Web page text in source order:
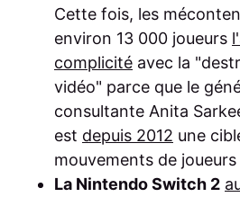
Cette fois, les
environ 13 000 joueurs
complicité avec la
vidéo" parce que le
consultante Anita
est depuis 2012 une
mouvements de joueurs
La Nintendo Switch 2